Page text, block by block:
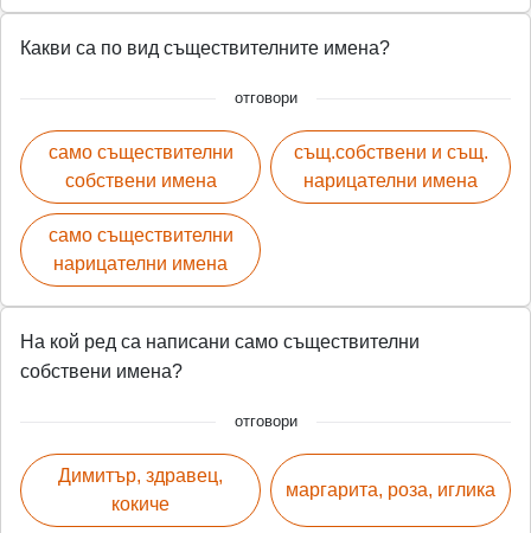
Какви са по вид съществителните имена?
отговори
само съществителни
собствени имена
само съществителни
нарицателни имена
същ.собствени и същ.
нарицателни имена
На кой ред са написани само съществителни
собствени имена?
отговори
Димитър, здравец,
кокиче
маргарита, роза, иглика